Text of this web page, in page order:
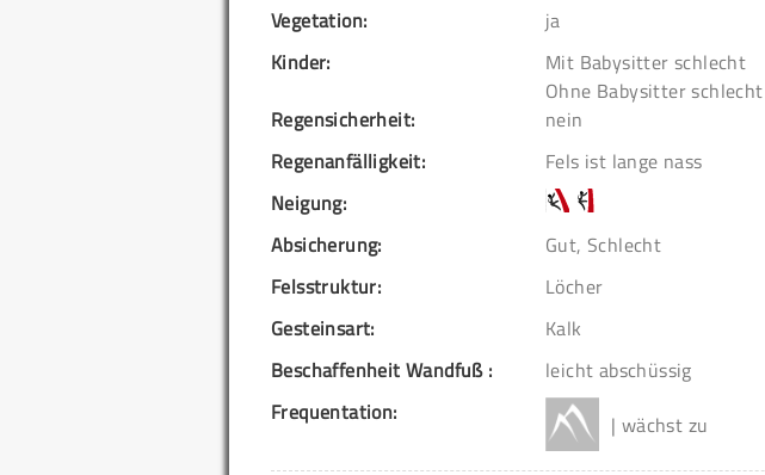
Vegetation:
ja
Kinder:
Mit Babysitter schlecht
Ohne Babysitter schlecht
Regensicherheit:
nein
Regenanfälligkeit:
Fels ist lange nass
Neigung:
Absicherung:
Gut, Schlecht
Felsstruktur:
Löcher
Gesteinsart:
Kalk
Beschaffenheit Wandfuß :
leicht abschüssig
Frequentation:
| wächst zu